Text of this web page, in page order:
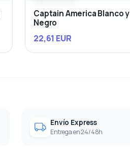
Captain America Blanco y
Negro
22,61 EUR
Envío Express
Entrega en 24/48h